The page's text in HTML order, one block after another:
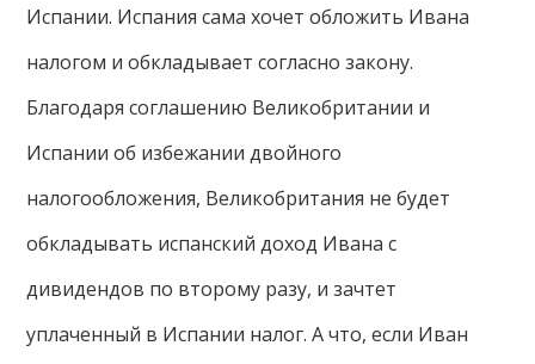
Испании. Испания сама хочет обложить Ивана
налогом и обкладывает согласно закону.
Благодаря соглашению Великобритании и
Испании об избежании двойного
налогообложения, Великобритания не будет
обкладывать испанский доход Ивана с
дивидендов по второму разу, и зачтет
уплаченный в Испании налог. А что, если Иван